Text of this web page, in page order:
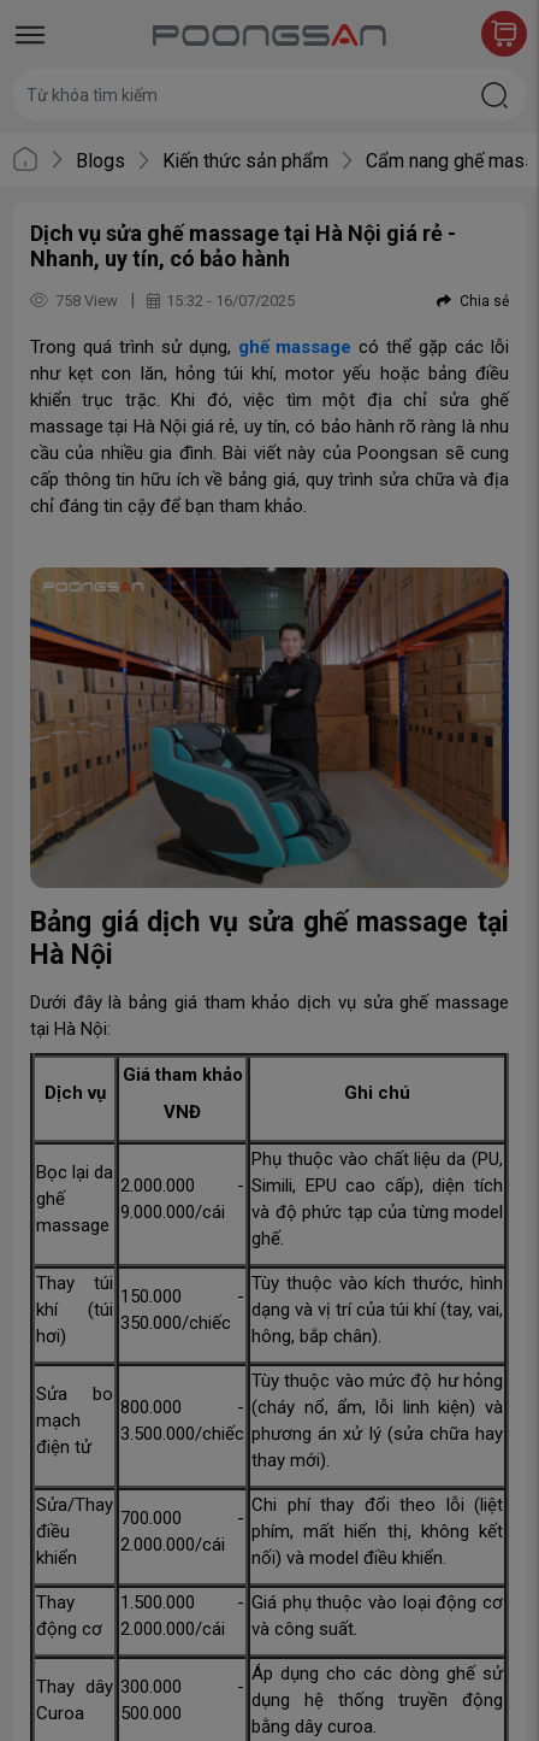
Blogs Kiến thức sản phẩm Cẩm nang ghế
Dịch vụ sửa ghế massage tại Hà Nội giá rẻ -
Nhanh, uy tín, có bảo hành
758 View | 15:32 - 16/07/2025 Chia sẻ
Trong quá trình sử dụng, ghế massage có thể gặp các lỗi
như kẹt con lăn, hỏng túi khí, motor yếu hoặc bảng điều
khiển trục trặc. Khi đó, việc tìm một địa chỉ sửa ghế
massage tại Hà Nội giá rẻ, uy tín, có bảo hành rõ ràng là nhu
cầu của nhiều gia đình. Bài viết này của Poongsan sẽ cung
cấp thông tin hữu ích về bảng giá, quy trình sửa chữa và địa
chỉ đáng tin cậy để bạn tham khảo.
Bảng giá dịch vụ sửa ghế massage tại
Hà Nội
Dưới đây là bảng giá tham khảo dịch vụ sửa ghế massage
tại Hà Nội:
Dịch vụ
Giá tham khảo
VNĐ
Ghi chú
Bọc lại da
ghế
massage
2.000.000 -
9.000.000/cái
Phụ thuộc vào chất liệu da (PU,
Simili, EPU cao cấp), diện tích
và độ phức tạp của từng model
ghế.
Thay túi
khí (túi
hơi)
150.000 -
350.000/chiếc
Tùy thuộc vào kích thước, hình
dạng và vị trí của túi khí (tay, vai,
hông, bắp chân).
Sửa bo
mạch
điện tử
800.000 -
3.500.000/chiếc
Tùy thuộc vào mức độ hư hỏng
(cháy nổ, ẩm, lỗi linh kiện) và
phương án xử lý (sửa chữa hay
thay mới).
Sửa/Thay
điều
khiển
700.000 -
2.000.000/cái
Chi phí thay đổi theo lỗi (liệt
phím, mất hiển thị, không kết
nối) và model điều khiển.
Thay
động cơ
1.500.000 -
2.000.000/cái
Giá phụ thuộc vào loại động cơ
và công suất.
Thay dây
Curoa
300.000 -
500.000
Áp dụng cho các dòng ghế sử
dụng hệ thống truyền động
bằng dây curoa.